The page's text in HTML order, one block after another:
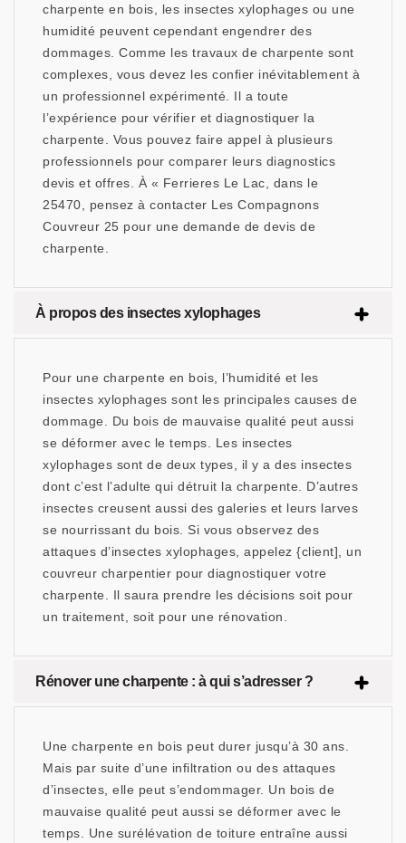
charpente en bois, les insectes xylophages ou une
humidité peuvent cependant engendrer des
dommages. Comme les travaux de charpente sont
complexes, vous devez les confier inévitablement à
un professionnel expérimenté. Il a toute
l’expérience pour vérifier et diagnostiquer la
charpente. Vous pouvez faire appel à plusieurs
professionnels pour comparer leurs diagnostics
devis et offres. À « Ferrieres Le Lac, dans le
25470, pensez à contacter Les Compagnons
Couvreur 25 pour une demande de devis de
charpente.
À propos des insectes xylophages
Pour une charpente en bois, l’humidité et les
insectes xylophages sont les principales causes de
dommage. Du bois de mauvaise qualité peut aussi
se déformer avec le temps. Les insectes
xylophages sont de deux types, il y a des insectes
dont c’est l’adulte qui détruit la charpente. D’autres
insectes creusent aussi des galeries et leurs larves
se nourrissant du bois. Si vous observez des
attaques d’insectes xylophages, appelez {client], un
couvreur charpentier pour diagnostiquer votre
charpente. Il saura prendre les décisions soit pour
un traitement, soit pour une rénovation.
Rénover une charpente : à qui s’adresser ?
Une charpente en bois peut durer jusqu’à 30 ans.
Mais par suite d’une infiltration ou des attaques
d’insectes, elle peut s’endommager. Un bois de
mauvaise qualité peut aussi se déformer avec le
temps. Une surélévation de toiture entraîne aussi